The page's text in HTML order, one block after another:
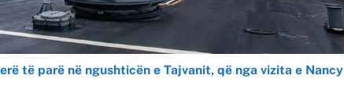
të parë në ngushticën e Tajvanit, që nga vizita e Nancy